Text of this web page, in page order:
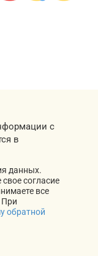
с
в
данных.
согласие
все
При
обратной